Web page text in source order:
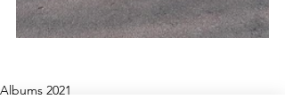
Albums 2021